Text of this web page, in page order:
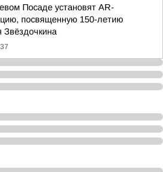
Посаде установят AR-
посвященную 150-летию
Звёздочкина